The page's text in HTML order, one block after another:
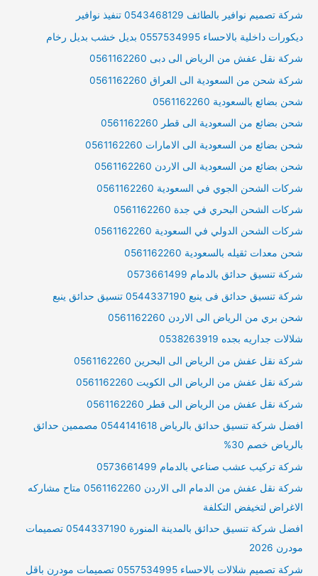
شركة تصميم نوافير بالطائف 0543468129 تنفيذ نوافير
ديكورات داخلية بالاحساء 0557534995 بديل خشب بديل رخام
شركة نقل عفش من الرياض الى دبى 0561162260
شركة شحن من السعودية الى العراق 0561162260
شحن بضائع بالسعودية 0561162260
شحن بضائع من السعودية الى قطر 0561162260
شحن بضائع من السعودية الى الامارات 0561162260
شحن بضائع من السعودية الى الاردن 0561162260
شركات الشحن الجوي في السعودية 0561162260
شركات الشحن البحري في جدة 0561162260
شركات الشحن الدولي في السعودية 0561162260
شحن معدات ثقيله بالسعودية 0561162260
شركة تنسيق حدائق بالدمام 0573661499
شركة تنسيق حدائق فى ينبع 0544337190 تنسيق حدائق ينبع
شحن بري من الرياض الى الاردن 0561162260
شلالات جداريه بجده 0538263919
شركة نقل عفش من الرياض الى البحرين 0561162260
شركة نقل عفش من الرياض الى الكويت 0561162260
شركة نقل عفش من الرياض الى قطر 0561162260
افضل شركة تنسيق حدائق بالرياض 0544141618 مصممين حدائق
بالرياض خصم 30%
شركة تركيب عشب صناعي بالدمام 0573661499
شركة نقل عفش من الدمام الى الاردن 0561162260 متاح مشاركه
الاغراض لتخيفض التكلفة
افضل شركة تنسيق حدائق بالمدينة المنورة 0544337190 تصميمات
مودرن 2026
شركة تصميم شلالات بالاحساء 0557534995 تصميمات مودرن باقل